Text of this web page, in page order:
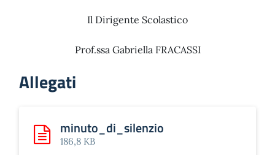
Il Dirigente Scolastico
Prof.ssa Gabriella FRACASSI
Allegati
Scarica: minuto_di_silenzio
minuto_di_silenzio
186,8 KB